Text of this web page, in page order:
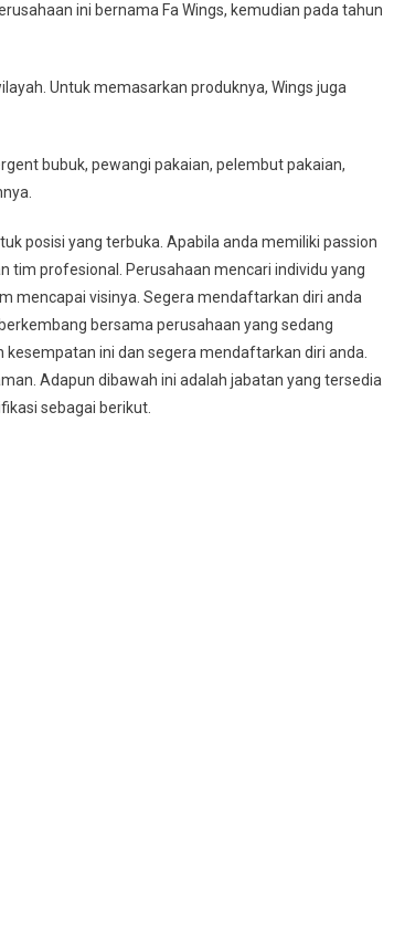
ini bernama Fa Wings, kemudian pada tahun
Untuk memasarkan produknya, Wings juga
bubuk, pewangi pakaian, pelembut pakaian,
posisi yang terbuka. Apabila anda memiliki passion
tim profesional. Perusahaan mencari individu yang
mencapai visinya. Segera mendaftarkan diri anda
bersama perusahaan yang sedang
ini dan segera mendaftarkan diri anda.
Adapun dibawah ini adalah jabatan yang tersedia
sebagai berikut.